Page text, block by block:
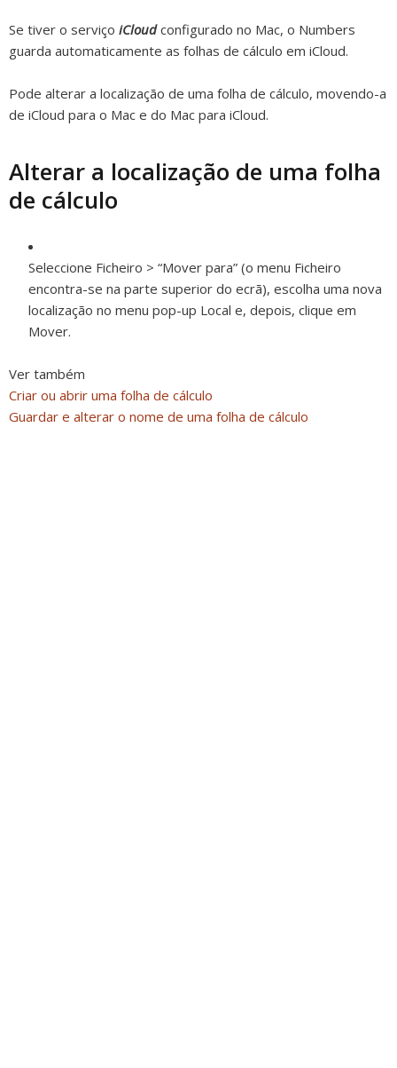
Se tiver o serviço iCloudconfigurado no Mac, o Numbers
guarda automaticamente as folhas de cálculo em iCloud.
Pode alterar a localização de uma folha de cálculo, movendo-a
de iCloud para o Mac e do Mac para iCloud.
Alterar a localização de uma folha
de cálculo
Seleccione Ficheiro > “Mover para” (o menu Ficheiro
encontra-se na parte superior do ecrã), escolha uma nova
localização no menu pop-up Local e, depois, clique em
Mover.
Ver também
Criar ou abrir uma folha de cálculo
Guardar e alterar o nome de uma folha de cálculo